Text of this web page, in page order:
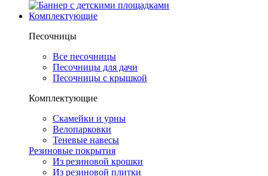
Комплектующие
Песочницы
Все песочницы
Песочницы для дачи
Песочницы с крышкой
Комплектующие
Скамейки и урны
Велопарковки
Теневые навесы
Резиновые покрытия
Из резиновой крошки
Из резиновой плитки